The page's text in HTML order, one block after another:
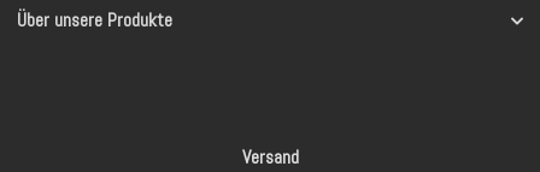
Über unsere Produkte
Versand